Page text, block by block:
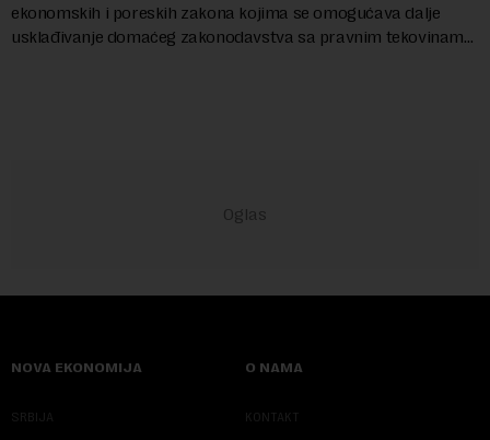
ekonomskih i poreskih zakona kojima se omogućava dalje
usklađivanje domaćeg zakonodavstva sa pravnim tekovinama
NOVA EKONOMIJA
SRBIJA
O NAMA
KONTAKT